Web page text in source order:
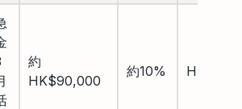
約
HK$90,000
約10%